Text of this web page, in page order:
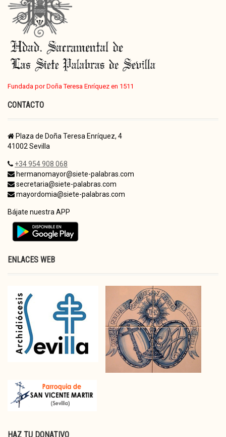
Fundada por Doña Teresa Enríquez en 1511
CONTACTO
Plaza de Doña Teresa Enríquez, 4
41002 Sevilla
+34 954 908 068
hermanomayor@siete-palabras.com
secretaria@siete-palabras.com
mayordomia@siete-palabras.com
Bájate nuestra APP
ENLACES WEB
HAZ TU DONATIVO